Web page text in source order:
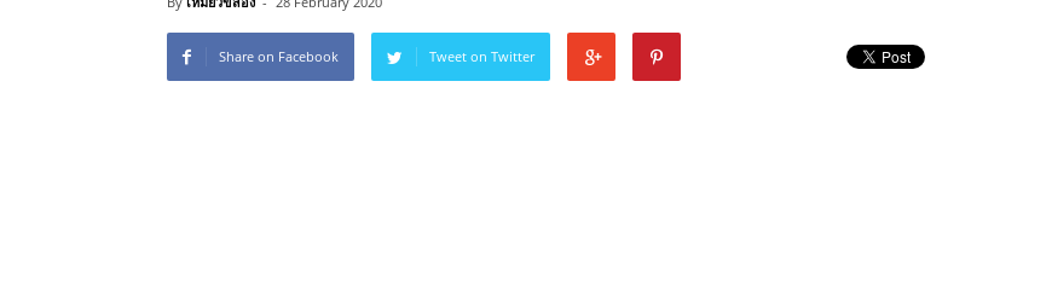
Share on Facebook Tweet on Twitter